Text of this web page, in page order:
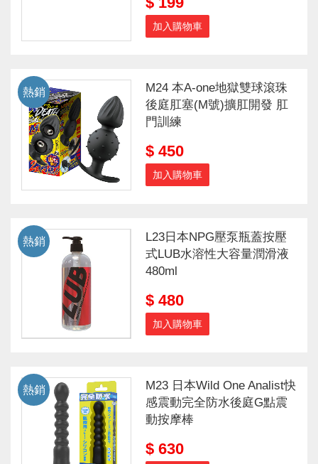
加入購物車
M24 本A-one地獄雙球滾珠
後庭肛塞(M號)擴肛開發 肛
門訓練
$ 450
加入購物車
熱銷
L23日本NPG壓泵瓶蓋按壓
式LUB水溶性大容量潤滑液
480ml
$ 480
加入購物車
熱銷
M23 日本Wild One Analist快
感震動完全防水後庭G點震
動按摩棒
$ 630
熱銷